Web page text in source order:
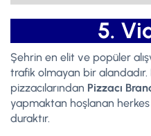
5.
Şehrin en elit ve popüler
trafik olmayan bir alandadır.
pizzacılarından Pizzacı
yapmaktan hoşlanan herkes
duraktır.